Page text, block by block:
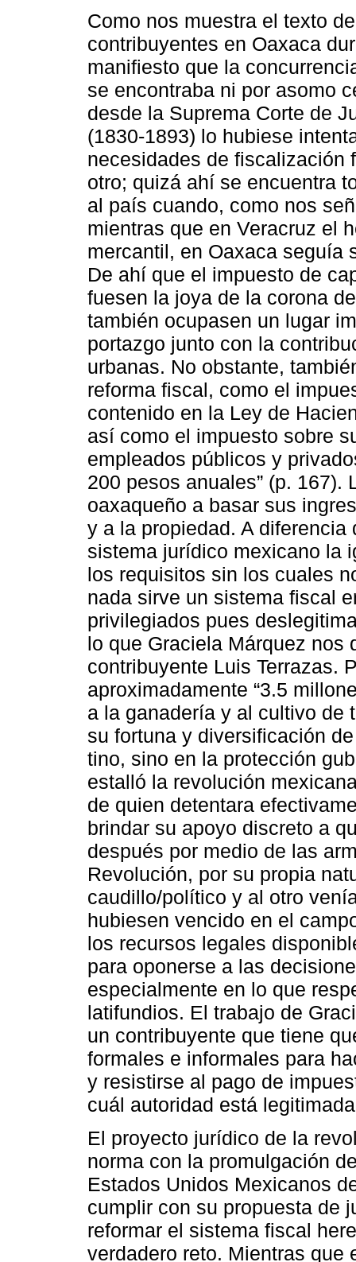
Como nos muestra el texto
contribuyentes en Oaxaca
manifiesto que la
se encontraba ni por asomo
desde la Suprema Corte de
(1830-1893) lo hubiese
necesidades de fiscalización
otro; quizá ahí se encuentra
al país cuando, como nos
mientras que en Veracruz el
mercantil, en Oaxaca seguía
De ahí que el impuesto de
fuesen la joya de la corona
también ocupasen un lugar
portazgo junto con la
urbanas. No obstante,
reforma fiscal, como el
contenido en la Ley de
así como el impuesto sobre
empleados públicos y
200 pesos anuales” (p.
oaxaqueño a basar sus
y a la propiedad. A
sistema jurídico mexicano la
los requisitos sin los cuales
nada sirve un sistema fiscal
privilegiados pues
lo que Graciela Márquez nos
contribuyente Luis Terrazas.
aproximadamente “3.5
a la ganadería y al cultivo de
su fortuna y diversificación
tino, sino en la protección
estalló la revolución
de quien detentara
brindar su apoyo discreto a
después por medio de las
Revolución, por su propia
caudillo/político y al otro
hubiesen vencido en el
los recursos legales
para oponerse a las
especialmente en lo que
latifundios. El trabajo de
un contribuyente que tiene
formales e informales para
y resistirse al pago de
cuál autoridad está
El proyecto jurídico de la
norma con la promulgación
Estados Unidos Mexicanos
cumplir con su propuesta de
reformar el sistema fiscal
verdadero reto. Mientras que